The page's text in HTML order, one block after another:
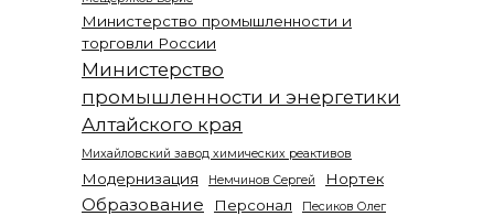
Министерство промышленности и
торговли России
Министерство
промышленности и энергетики
Алтайского края
Михайловский завод химических реактивов
Модернизация Немчинов Сергей Нортек
Образование Персонал
Песиков Олег